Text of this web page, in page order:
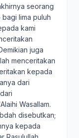
seorang
lima puluh
kami
juga
menceritakan
kepada
dari
dari
Wasallam.
disebutkan;
kepada